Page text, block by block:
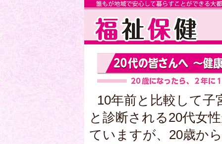
10年前と比較して子
と診断される20代女
ていますが、20歳か